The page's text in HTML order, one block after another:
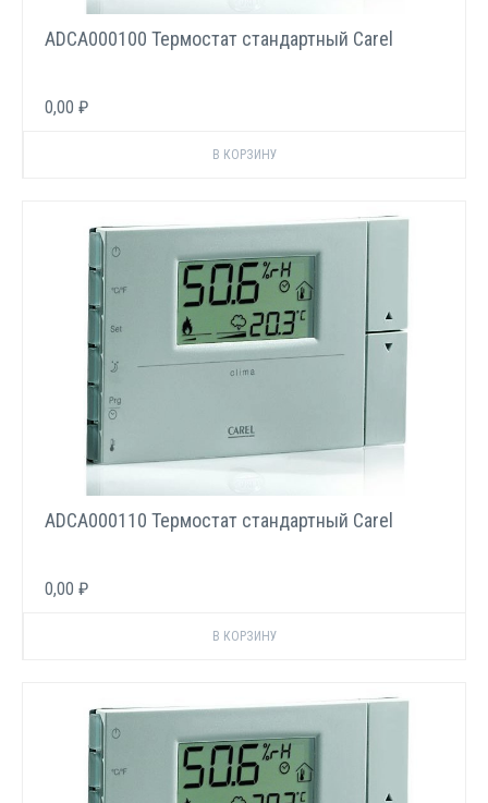
ADCA000100 Термостат стандартный Carel
0,00 ₽
ADCA000110 Термостат стандартный Carel
0,00 ₽